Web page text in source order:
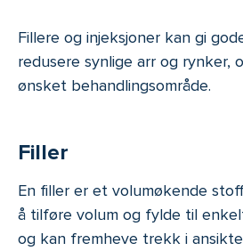
Fillere og injeksjoner kan gi
redusere synlige arr og rynker,
ønsket behandlingsområde.
Filler
En filler er et volumøkende
å tilføre volum og fylde til
og kan fremheve trekk i